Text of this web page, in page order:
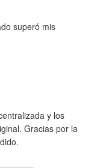
superó mis
y los
Gracias por la